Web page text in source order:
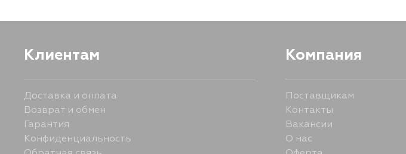
Клиентам
Доставка и оплата
Возврат и обмен
Гарантия
Конфиденциальность
Компания
Поставщикам
Контакты
Вакансии
О нас